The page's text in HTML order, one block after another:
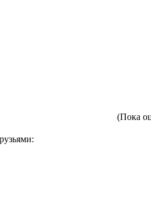
(Пока